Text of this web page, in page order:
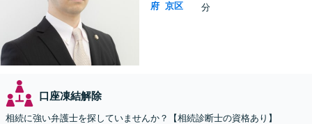
府 京区
分
口座凍結解除
相続に強い弁護士を探していませんか？【相続診断士の資格あり】